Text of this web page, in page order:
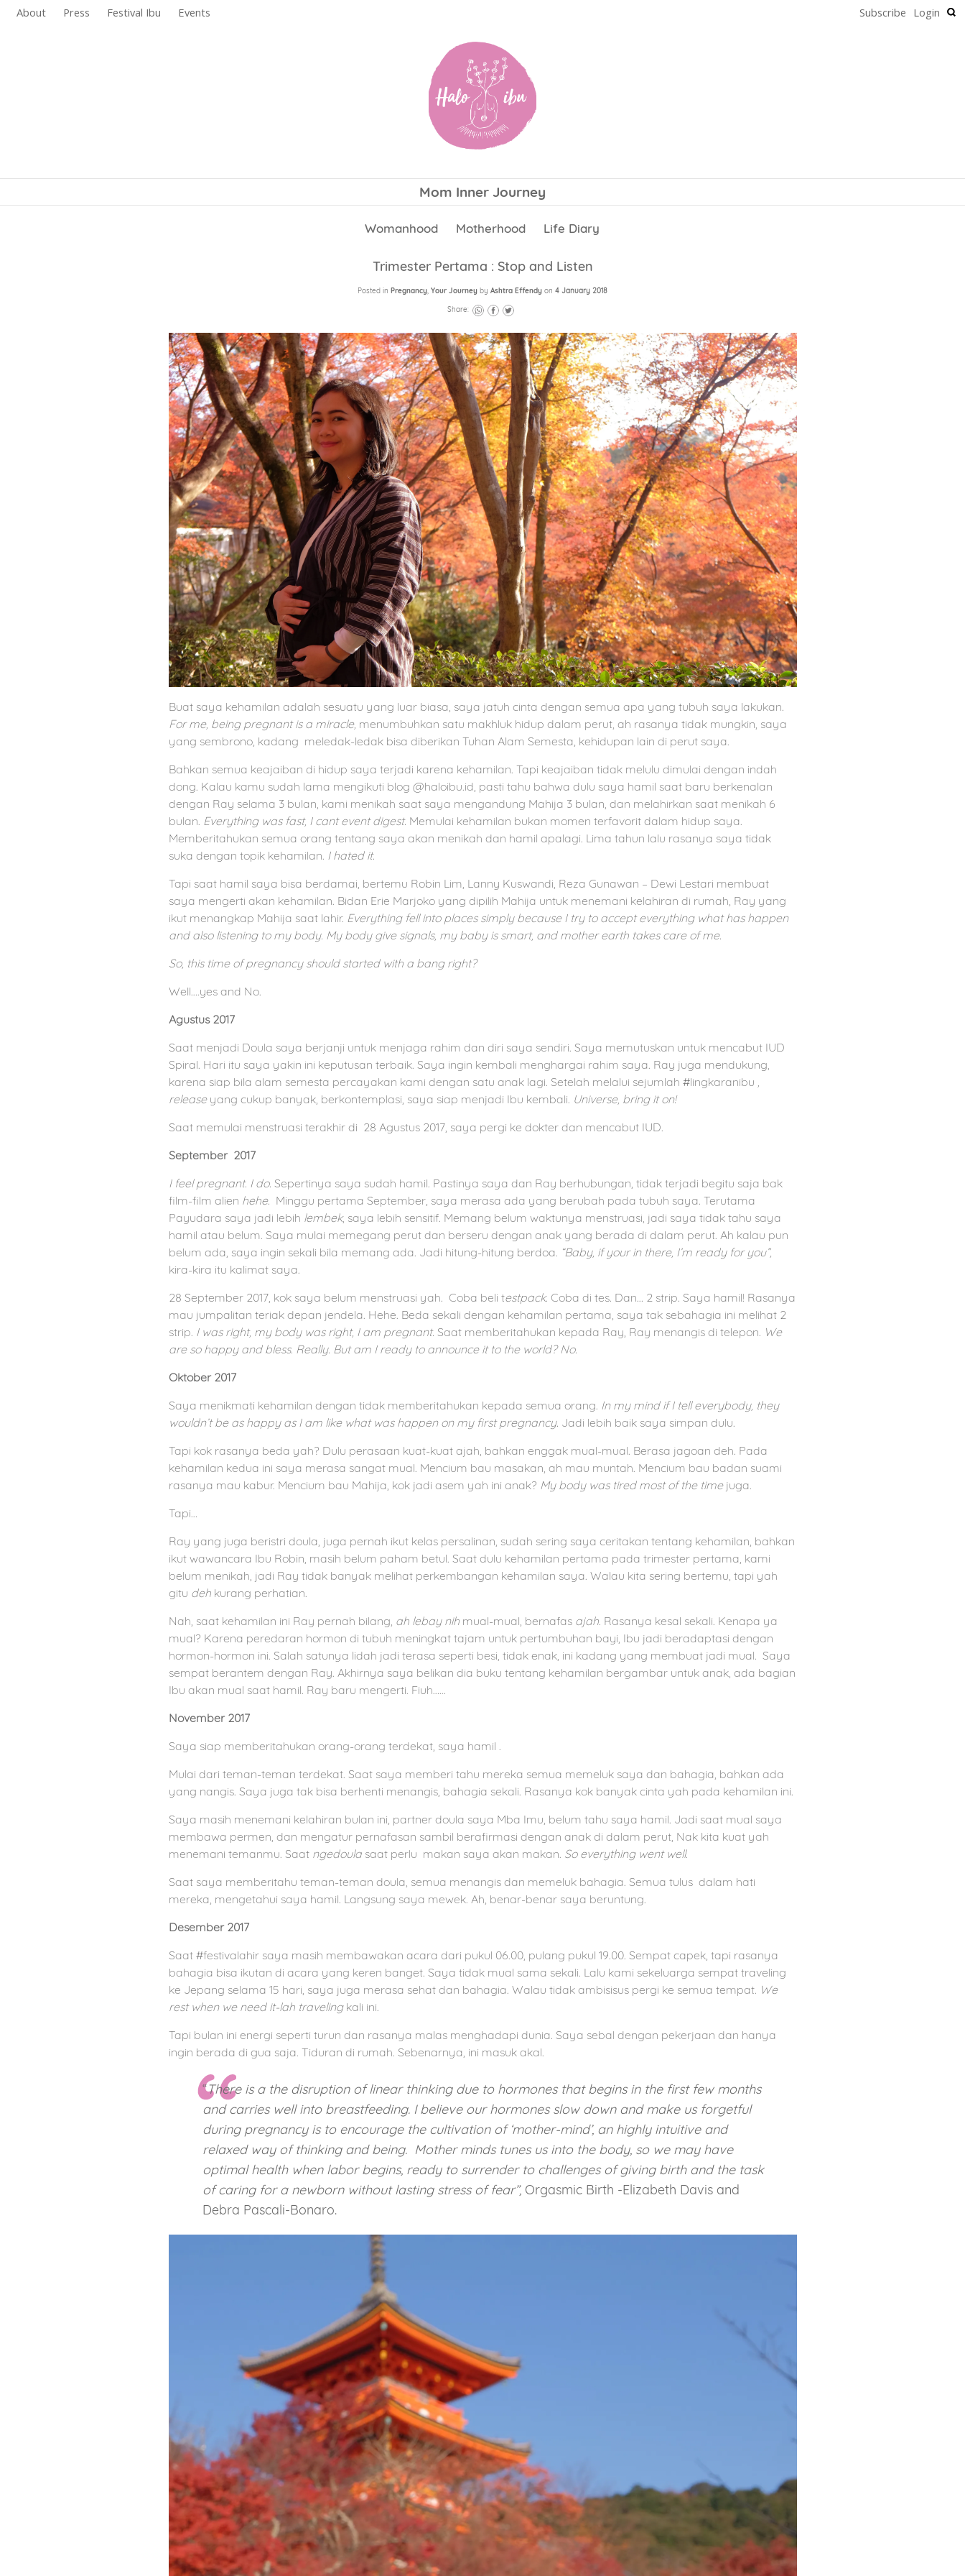
About Press Festival Ibu Events Subscribe Login
Mom Inner Journey
Womanhood Motherhood Life Diary
Trimester Pertama : Stop and Listen
Posted in Pregnancy, Your Journey by Ashtra Effendy on 4 January 2018
Share:
Buat saya kehamilan adalah sesuatu yang luar biasa, saya jatuh cinta dengan semua apa yang tubuh saya lakukan.
For me, being pregnant is a miracle, menumbuhkan satu makhluk hidup dalam perut, ah rasanya tidak mungkin, saya
yang sembrono, kadang meledak-ledak bisa diberikan Tuhan Alam Semesta, kehidupan lain di perut saya.
Bahkan semua keajaiban di hidup saya terjadi karena kehamilan. Tapi keajaiban tidak melulu dimulai dengan indah
dong. Kalau kamu sudah lama mengikuti blog @haloibu.id, pasti tahu bahwa dulu saya hamil saat baru berkenalan
dengan Ray selama 3 bulan, kami menikah saat saya mengandung Mahija 3 bulan, dan melahirkan saat menikah 6
bulan. Everything was fast, I cant event digest. Memulai kehamilan bukan momen terfavorit dalam hidup saya.
Memberitahukan semua orang tentang saya akan menikah dan hamil apalagi. Lima tahun lalu rasanya saya tidak
suka dengan topik kehamilan. I hated it.
Tapi saat hamil saya bisa berdamai, bertemu Robin Lim, Lanny Kuswandi, Reza Gunawan – Dewi Lestari membuat
saya mengerti akan kehamilan. Bidan Erie Marjoko yang dipilih Mahija untuk menemani kelahiran di rumah, Ray yang
ikut menangkap Mahija saat lahir. Everything fell into places simply because I try to accept everything what has happen
and also listening to my body. My body give signals, my baby is smart, and mother earth takes care of me.
So, this time of pregnancy should started with a bang right?
Well….yes and No.
Agustus 2017
Saat menjadi Doula saya berjanji untuk menjaga rahim dan diri saya sendiri. Saya memutuskan untuk mencabut IUD
Spiral. Hari itu saya yakin ini keputusan terbaik. Saya ingin kembali menghargai rahim saya. Ray juga mendukung,
karena siap bila alam semesta percayakan kami dengan satu anak lagi. Setelah melalui sejumlah #lingkaranibu ,
releaseyang cukup banyak, berkontemplasi, saya siap menjadi Ibu kembali. Universe, bring it on!
Saat memulai menstruasi terakhir di 28 Agustus 2017, saya pergi ke dokter dan mencabut IUD.
September 2017
I feel pregnant. I do. Sepertinya saya sudah hamil. Pastinya saya dan Ray berhubungan, tidak terjadi begitu saja bak
film-film alien hehe. Minggu pertama September, saya merasa ada yang berubah pada tubuh saya. Terutama
Payudara saya jadi lebih lembek, saya lebih sensitif. Memang belum waktunya menstruasi, jadi saya tidak tahu saya
hamil atau belum. Saya mulai memegang perut dan berseru dengan anak yang berada di dalam perut. Ah kalau pun
belum ada, saya ingin sekali bila memang ada. Jadi hitung-hitung berdoa. “Baby, if your in there, I’m ready for you”,
kira-kira itu kalimat saya.
28 September 2017, kok saya belum menstruasi yah. Coba beli testpack. Coba di tes. Dan… 2 strip. Saya hamil! Rasanya
mau jumpalitan teriak depan jendela. Hehe. Beda sekali dengan kehamilan pertama, saya tak sebahagia ini melihat 2
strip. I was right, my body was right, I am pregnant. Saat memberitahukan kepada Ray, Ray menangis di telepon. We
are so happy and bless. Really. But am I ready to announce it to the world? No.
Oktober 2017
Saya menikmati kehamilan dengan tidak memberitahukan kepada semua orang. In my mind if I tell everybody, they
wouldn’t be as happy as I am like what was happen on my first pregnancy. Jadi lebih baik saya simpan dulu.
Tapi kok rasanya beda yah? Dulu perasaan kuat-kuat ajah, bahkan enggak mual-mual. Berasa jagoan deh. Pada
kehamilan kedua ini saya merasa sangat mual. Mencium bau masakan, ah mau muntah. Mencium bau badan suami
rasanya mau kabur. Mencium bau Mahija, kok jadi asem yah ini anak? My body was tired most of the timejuga.
Tapi…
Ray yang juga beristri doula, juga pernah ikut kelas persalinan, sudah sering saya ceritakan tentang kehamilan, bahkan
ikut wawancara Ibu Robin, masih belum paham betul. Saat dulu kehamilan pertama pada trimester pertama, kami
belum menikah, jadi Ray tidak banyak melihat perkembangan kehamilan saya. Walau kita sering bertemu, tapi yah
gitu dehkurang perhatian.
Nah, saat kehamilan ini Ray pernah bilang, ah lebay nihmual-mual, bernafas ajah. Rasanya kesal sekali. Kenapa ya
mual? Karena peredaran hormon di tubuh meningkat tajam untuk pertumbuhan bayi, Ibu jadi beradaptasi dengan
hormon-hormon ini. Salah satunya lidah jadi terasa seperti besi, tidak enak, ini kadang yang membuat jadi mual. Saya
sempat berantem dengan Ray. Akhirnya saya belikan dia buku tentang kehamilan bergambar untuk anak, ada bagian
Ibu akan mual saat hamil. Ray baru mengerti. Fiuh……
November 2017
Saya siap memberitahukan orang-orang terdekat, saya hamil .
Mulai dari teman-teman terdekat. Saat saya memberi tahu mereka semua memeluk saya dan bahagia, bahkan ada
yang nangis. Saya juga tak bisa berhenti menangis, bahagia sekali. Rasanya kok banyak cinta yah pada kehamilan ini.
Saya masih menemani kelahiran bulan ini, partner doula saya Mba Imu, belum tahu saya hamil. Jadi saat mual saya
membawa permen, dan mengatur pernafasan sambil berafirmasi dengan anak di dalam perut, Nak kita kuat yah
menemani temanmu. Saat ngedoulasaat perlu makan saya akan makan. So everything went well.
Saat saya memberitahu teman-teman doula, semua menangis dan memeluk bahagia. Semua tulus dalam hati
mereka, mengetahui saya hamil. Langsung saya mewek. Ah, benar-benar saya beruntung.
Desember 2017
Saat #festivalahir saya masih membawakan acara dari pukul 06.00, pulang pukul 19.00. Sempat capek, tapi rasanya
bahagia bisa ikutan di acara yang keren banget. Saya tidak mual sama sekali. Lalu kami sekeluarga sempat traveling
ke Jepang selama 15 hari, saya juga merasa sehat dan bahagia. Walau tidak ambisisus pergi ke semua tempat. We
rest when we need it-lah travelingkali ini.
Tapi bulan ini energi seperti turun dan rasanya malas menghadapi dunia. Saya sebal dengan pekerjaan dan hanya
ingin berada di gua saja. Tiduran di rumah. Sebenarnya, ini masuk akal.
“There is a the disruption of linear thinking due to hormones that begins in the first few months
and carries well into breastfeeding. I believe our hormones slow down and make us forgetful
during pregnancy is to encourage the cultivation of ‘mother-mind’, an highly intuitive and
relaxed way of thinking and being. Mother minds tunes us into the body, so we may have
optimal health when labor begins, ready to surrender to challenges of giving birth and the task
of caring for a newborn without lasting stress of fear”, Orgasmic Birth -Elizabeth Davis and
Debra Pascali-Bonaro.